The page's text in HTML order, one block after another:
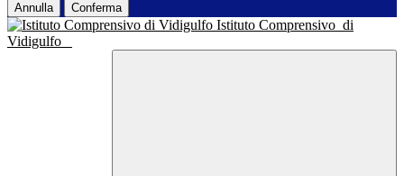
Annulla Conferma
Istituto Comprensivo di
Vidigulfo